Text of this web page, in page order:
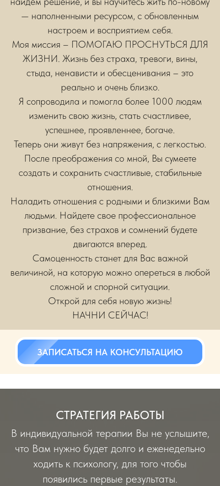
— наполненными ресурсом, с обновленным
настроем и восприятием себя.
Моя миссия – ПОМОГАЮ ПРОСНУТЬСЯ ДЛЯ
ЖИЗНИ. Жизнь без страха, тревоги, вины,
стыда, ненависти и обесценивания – это
реально и очень близко.
Я сопроводила и помогла более 1000 людям
изменить свою жизнь, стать счастливее,
успешнее, проявленнее, богаче.
Теперь они живут без напряжения, с легкостью.
После преображения со мной, Вы сумеете
создать и сохранить счастливые, стабильные
отношения.
Наладить отношения с родными и близкими Вам
людьми. Найдете свое профессиональное
призвание, без страхов и сомнений будете
двигаются вперед.
Самоценность станет для Вас важной
величиной, на которую можно опереться в любой
сложной и спорной ситуации.
Открой для себя новую жизнь!
НАЧНИ СЕЙЧАС!
ЗАПИСАТЬСЯ НА КОНСУЛЬТАЦИЮ
СТРАТЕГИЯ РАБОТЫ
В индивидуальной терапии Вы не услышите,
что Вам нужно будет долго и еженедельно
ходить к психологу, для того чтобы
появились первые результаты.